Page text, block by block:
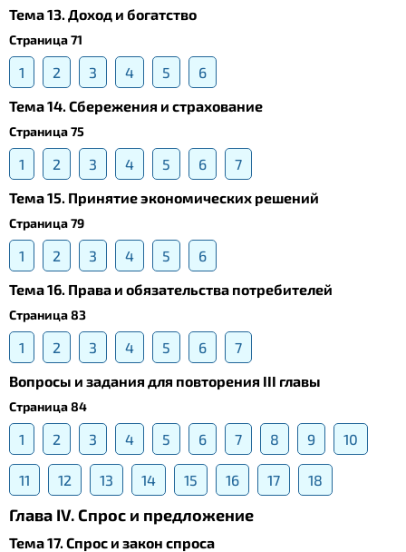
Тема 13. Доход и богатство
Страница 71
1 2 3 4 5
6
Тема 14. Сбережения и страхование
Страница 75
1 2 3 4 5 6
7
Тема 15. Принятие экономических решений
Страница 79
1 2 3 4 5
6
Тема 16. Права и обязательства потребителей
Страница 83
1 2 3 4 5 6
7
Вопросы и задания для повторения III главы
Страница 84
1 2 3 4 5 6 7 8 9 10
11 12 13 14 15 16 17 18
Глава IV. Спрос и предложение
Тема 17. Спрос и закон спроса